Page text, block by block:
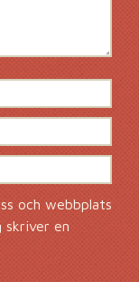
och webbplats
skriver en